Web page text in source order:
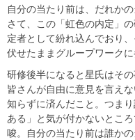
自分の当たり前は、だれか
さて、この「虹色の内定」
定者として紛れ込んでおり
伏せたままグループワークに
研修後半になると星氏はそ
皆さんが自由に意見を言え
知らずに済んだこと。つま
ある」と気が付かないとこ
唆。自分の当たり前は誰か